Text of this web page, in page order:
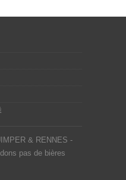
& RENNES -
pas de bières